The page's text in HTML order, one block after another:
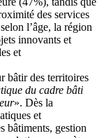
des services
l’âge, la région
innovants et
et
bâtir des territoires
du cadre bâti
». Dès la
et
bâtiments, gestion